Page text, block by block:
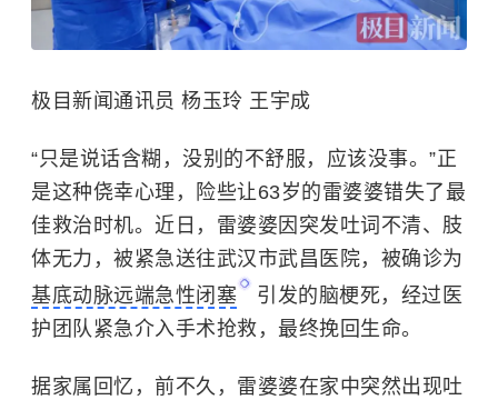
极目新闻通讯员 杨玉玲 王宇成
“只是说话含糊，没别的不舒服，应该没事。”正
是这种侥幸心理，险些让63岁的雷婆婆错失了最
佳救治时机。近日，雷婆婆因突发吐词不清、肢
体无力，被紧急送往武汉市武昌医院，被确诊为
基底动脉远端急性闭塞
引发的脑梗死，经过医
护团队紧急介入手术抢救，最终挽回生命。
据家属回忆，前不久，雷婆婆在家中突然出现吐